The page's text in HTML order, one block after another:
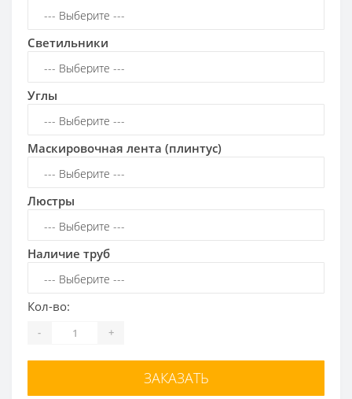
Светильники
Углы
Маскировочная лента (плинтус)
Люстры
Наличие труб
Кол-во:
- +
ЗАКАЗАТЬ